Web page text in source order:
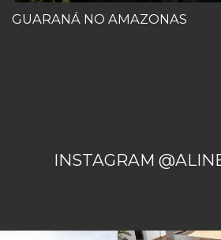
GUARANÁ NO AMAZONAS
INSTAGRAM